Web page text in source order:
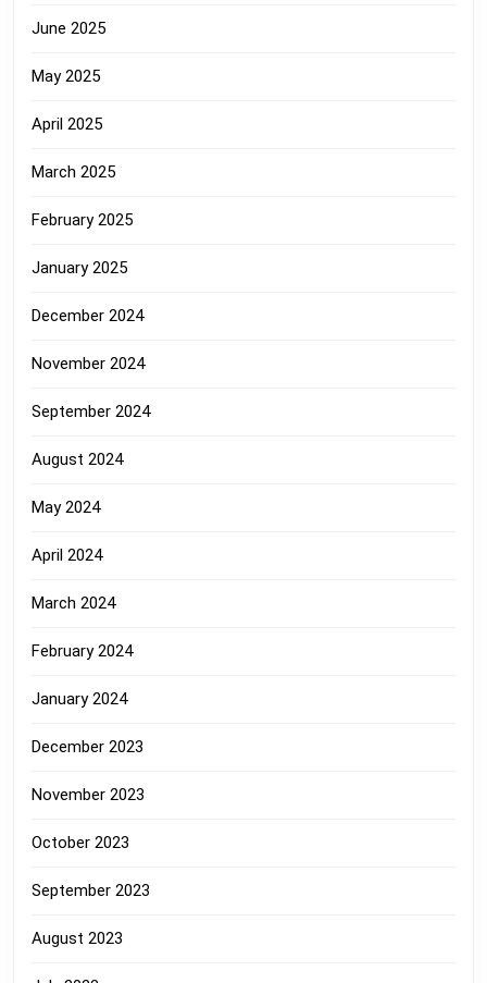
June 2025
May 2025
April 2025
March 2025
February 2025
January 2025
December 2024
November 2024
September 2024
August 2024
May 2024
April 2024
March 2024
February 2024
January 2024
December 2023
November 2023
October 2023
September 2023
August 2023